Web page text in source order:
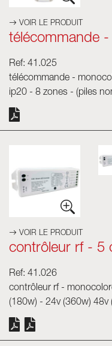
VOIR LE PRODUIT
télécommande
Ref: 41.025
télécommande -
ip20 - 8 zones - (piles
VOIR LE PRODUIT
contrôleur rf - 5
Ref: 41.026
contrôleur rf -
(180w) - 24v (360w)